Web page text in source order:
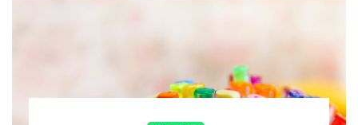
覺得老公有點在遊戲把咩的跡象